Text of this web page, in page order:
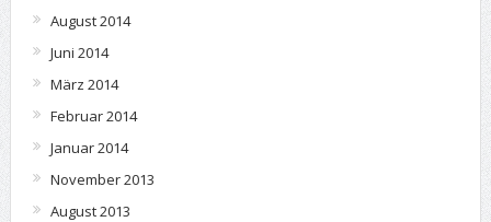
August 2014
Juni 2014
März 2014
Februar 2014
Januar 2014
November 2013
August 2013